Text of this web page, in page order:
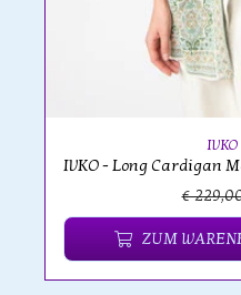
IVKO - Long Cardigan
€
ZUM